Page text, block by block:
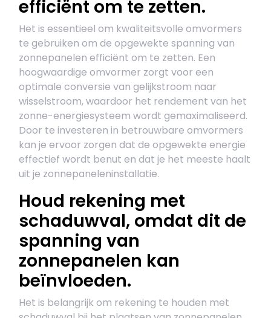
efficiënt om te zetten.
Het is essentieel om kwaliteitsvolle omvormers
te gebruiken om de opgewekte spanning van
zonnepanelen efficiënt om te zetten. Een
hoogwaardige omvormer zorgt voor een
optimale conversie van gelijkstroom naar
wisselstroom, waardoor het rendement van het
zonne-energiesysteem wordt gemaximaliseerd.
Door te investeren in betrouwbare omvormers
kan je ervoor zorgen dat de opgewekte energie
effectief wordt benut en dat je het meeste haalt
uit je zonnepaneleninstallatie.
Houd rekening met
schaduwval, omdat dit de
spanning van
zonnepanelen kan
beïnvloeden.
Het is belangrijk om rekening te houden met